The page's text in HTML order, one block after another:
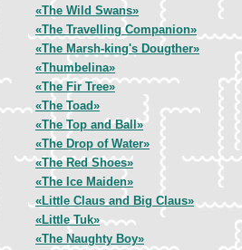
«The Wild Swans»
«The Travelling Companion»
«The Marsh-king's Dougther»
«Thumbelina»
«The Fir Tree»
«The Toad»
«The Top and Ball»
«The Drop of Water»
«The Red Shoes»
«The Ice Maiden»
«Little Claus and Big Claus»
«Little Tuk»
«The Naughty Boy»